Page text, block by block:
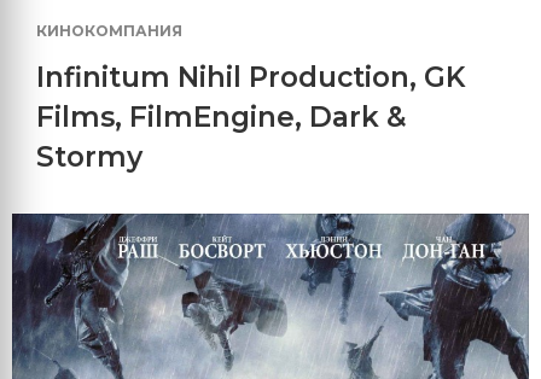
КИНОКОМПАНИЯ
Infinitum Nihil Production, GK
Films, FilmEngine, Dark &
Stormy